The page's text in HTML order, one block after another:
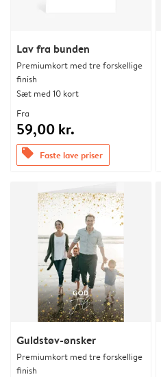
Lav fra bunden
Premiumkort med tre forskellige
finish
Sæt med 10 kort
Fra
59,00 kr.
offers Faste lave priser
Guldstøv-ønsker
Premiumkort med tre forskellige
finish